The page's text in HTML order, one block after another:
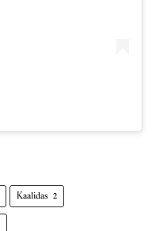
Kaalidas 2